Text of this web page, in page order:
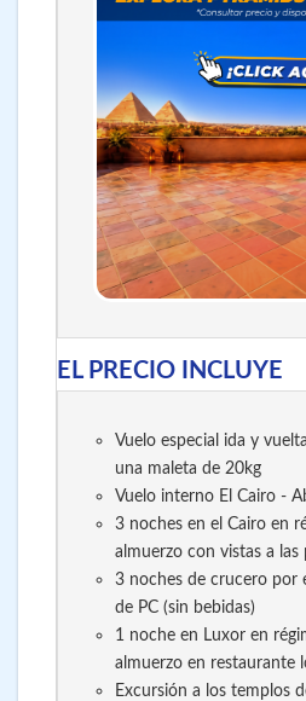
EL PRECIO INCLUYE
Vuelo especial ida y
una maleta de 20kg
Vuelo interno El Cairo -
3 noches en el Cairo en
almuerzo con vistas a las
3 noches de crucero por
de PC (sin bebidas)
1 noche en Luxor en
almuerzo en restaurante
Excursión a los templos